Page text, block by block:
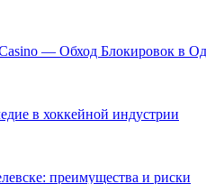
Casino — Обход Блокировок в
в хоккейной индустрии
преимущества и риски